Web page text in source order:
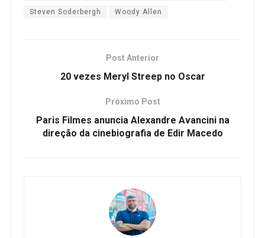
Steven Soderbergh Woody Allen
Post Anterior
20 vezes Meryl Streep no Oscar
Próximo Post
Paris Filmes anuncia Alexandre Avancini na
direção da cinebiografia de Edir Macedo